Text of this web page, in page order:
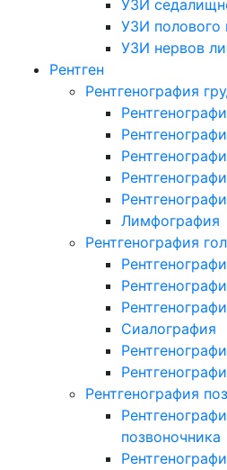
УЗИ
УЗИ полового
УЗИ нервов
Рентген
Рентгенография
Лимфография
Рентгенография
Сиалография
Рентгенография
позвоночника